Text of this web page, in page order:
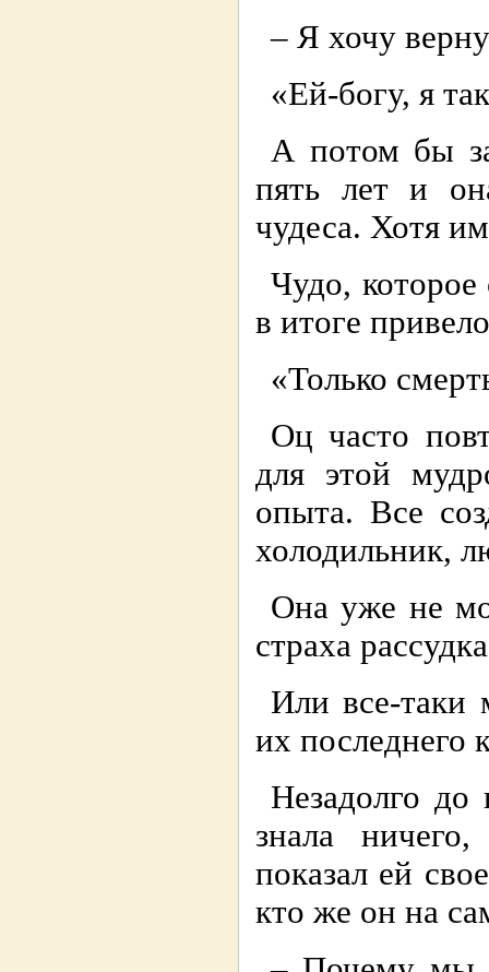
– Я хочу
«Ей-богу, я
А потом бы
пять лет и
чудеса. Хотя
Чудо,
в итоге
«Только
Оц часто
для этой
опыта. Все
холодильник,
Она уже не
страха
Или все-таки
их последнего
Незадолго
знала
показал ей
кто же он на